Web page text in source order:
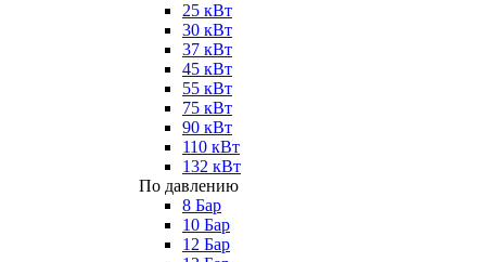
25 кВт
30 кВт
37 кВт
45 кВт
55 кВт
75 кВт
90 кВт
110 кВт
132 кВт
По давлению
8 Бар
10 Бар
12 Бар